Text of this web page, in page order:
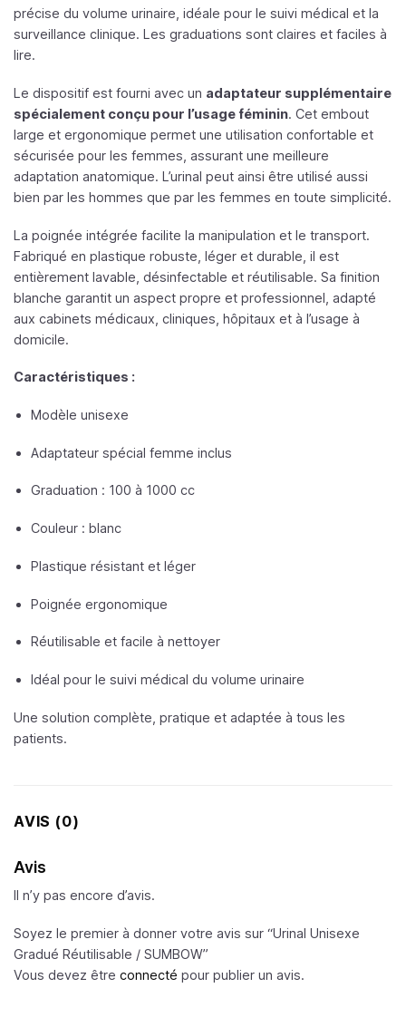
précise du volume urinaire, idéale pour le suivi médical et la
surveillance clinique. Les graduations sont claires et faciles à
lire.
Le dispositif est fourni avec un adaptateur supplémentaire
spécialement conçu pour l’usage féminin. Cet embout
large et ergonomique permet une utilisation confortable et
sécurisée pour les femmes, assurant une meilleure
adaptation anatomique. L’urinal peut ainsi être utilisé aussi
bien par les hommes que par les femmes en toute simplicité.
La poignée intégrée facilite la manipulation et le transport.
Fabriqué en plastique robuste, léger et durable, il est
entièrement lavable, désinfectable et réutilisable. Sa finition
blanche garantit un aspect propre et professionnel, adapté
aux cabinets médicaux, cliniques, hôpitaux et à l’usage à
domicile.
Caractéristiques :
Modèle unisexe
Adaptateur spécial femme inclus
Graduation : 100 à 1000 cc
Couleur : blanc
Plastique résistant et léger
Poignée ergonomique
Réutilisable et facile à nettoyer
Idéal pour le suivi médical du volume urinaire
Une solution complète, pratique et adaptée à tous les
patients.
AVIS (0)
Avis
Il n’y pas encore d’avis.
Soyez le premier à donner votre avis sur “Urinal Unisexe
Gradué Réutilisable / SUMBOW”
Vous devez être connecté pour publier un avis.